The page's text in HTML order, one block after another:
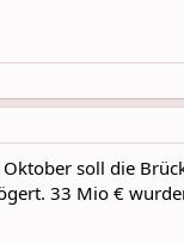
soll die
33 Mio €